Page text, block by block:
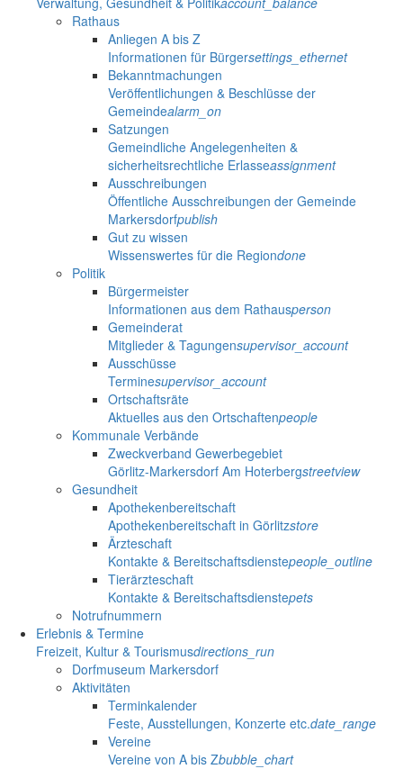
Rathaus
Anliegen A bis Z
Informationen für Bürgersettings_ethernet
Bekanntmachungen
Veröffentlichungen & Beschlüsse der
Gemeindealarm_on
Satzungen
Gemeindliche Angelegenheiten &
sicherheitsrechtliche Erlasseassignment
Ausschreibungen
Öffentliche Ausschreibungen der Gemeinde
Markersdorfpublish
Gut zu wissen
Wissenswertes für die Regiondone
Politik
Bürgermeister
Informationen aus dem Rathausperson
Gemeinderat
Mitglieder & Tagungensupervisor_account
Ausschüsse
Terminesupervisor_account
Ortschaftsräte
Aktuelles aus den Ortschaftenpeople
Kommunale Verbände
Zweckverband Gewerbegebiet
Görlitz-Markersdorf Am Hoterbergstreetview
Gesundheit
Apothekenbereitschaft
Apothekenbereitschaft in Görlitzstore
Ärzteschaft
Kontakte & Bereitschaftsdienstepeople_outline
Tierärzteschaft
Kontakte & Bereitschaftsdienstepets
Notrufnummern
Erlebnis & Termine
Freizeit, Kultur & Tourismusdirections_run
Dorfmuseum Markersdorf
Aktivitäten
Terminkalender
Feste, Ausstellungen, Konzerte etc.date_range
Vereine
Vereine von A bis Zbubble_chart